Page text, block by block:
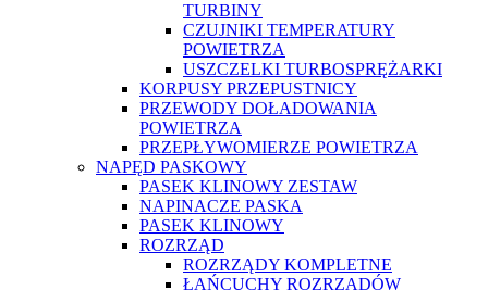
TURBINY
CZUJNIKI TEMPERATURY
POWIETRZA
USZCZELKI TURBOSPRĘŻARKI
KORPUSY PRZEPUSTNICY
PRZEWODY DOŁADOWANIA
POWIETRZA
PRZEPŁYWOMIERZE POWIETRZA
NAPĘD PASKOWY
PASEK KLINOWY ZESTAW
NAPINACZE PASKA
PASEK KLINOWY
ROZRZĄD
ROZRZĄDY KOMPLETNE
ŁAŃCUCHY ROZRZĄDÓW